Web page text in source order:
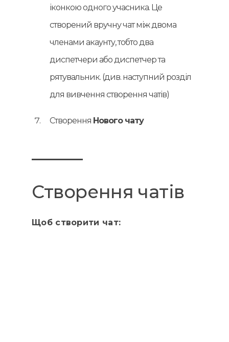
іконкою одного учасника. Це
створений вручну чат між двома
членами акаунту, тобто два
диспетчери або диспетчер та
рятувальник. (див. наступний розділ
для вивчення створення чатів)
Створення Нового чату
Створення чатів
Щоб створити чат: